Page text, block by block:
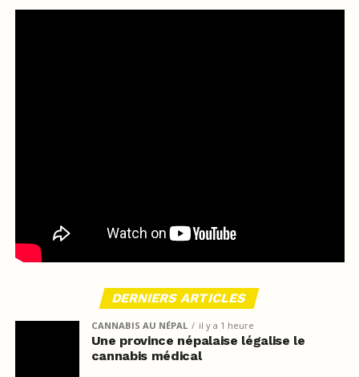
DERNIERS ARTICLES
CANNABIS AU NÉPAL il y a 1 heure
Une province népalaise légalise le
cannabis médical